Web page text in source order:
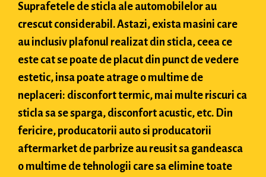
Suprafetele de sticla ale automobilelor au
crescut considerabil. Astazi, exista masini care
au inclusiv plafonul realizat din sticla, ceea ce
este cat se poate de placut din punct de vedere
estetic, insa poate atrage o multime de
neplaceri: disconfort termic, mai multe riscuri ca
sticla sa se sparga, disconfort acustic, etc. Din
fericire, producatorii auto si producatorii
aftermarket de parbrize au reusit sa gandeasca
o multime de tehnologii care sa elimine toate